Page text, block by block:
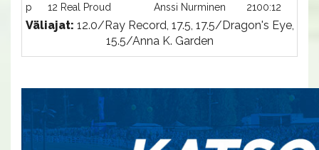
p
12 Real Proud Anssi Nurminen 2100:12
Väliajat: 12.0/Ray Record, 17.5, 17.5/Dragon's Eye,
15.5/Anna K. Garden